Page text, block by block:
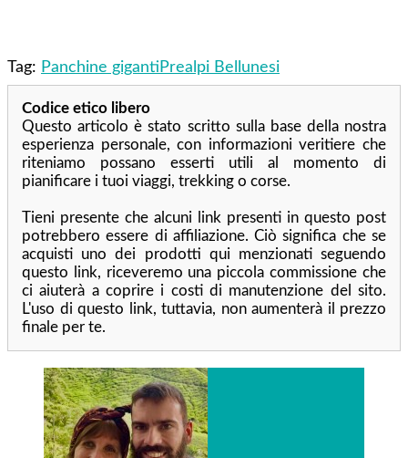
Tag: Panchine giganti Prealpi Bellunesi
Codice etico libero
Questo articolo è stato scritto sulla base della nostra
esperienza personale, con informazioni veritiere che
riteniamo possano esserti utili al momento di
pianificare i tuoi viaggi, trekking o corse.
Tieni presente che alcuni link presenti in questo post
potrebbero essere di affiliazione. Ciò significa che se
acquisti uno dei prodotti qui menzionati seguendo
questo link, riceveremo una piccola commissione che
ci aiuterà a coprire i costi di manutenzione del sito.
L'uso di questo link, tuttavia, non aumenterà il prezzo
finale per te.